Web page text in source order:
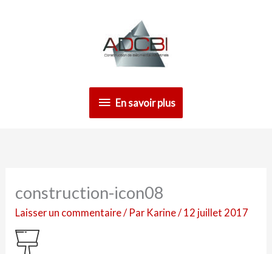
savoir
En savoir plus
construction-icon08
Laisser un commentaire/ Par Karine/ 12 juillet 2017